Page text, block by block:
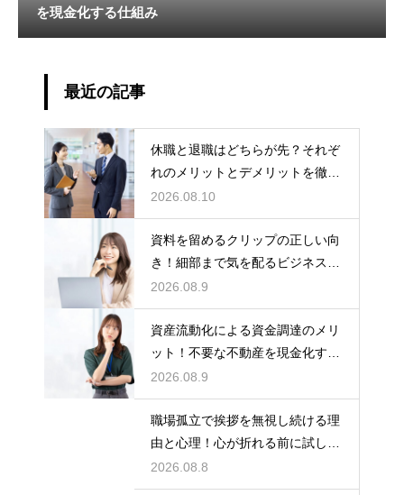
を現金化する仕組み
最近の記事
休職と退職はどちらが先？それぞ
れのメリットとデメリットを徹底
解説
2026.08.10
資料を留めるクリップの正しい向
き！細部まで気を配るビジネスマ
ナーの基本
2026.08.9
資産流動化による資金調達のメリ
ット！不要な不動産を現金化する
仕組み
2026.08.9
職場孤立で挨拶を無視し続ける理
由と心理！心が折れる前に試した
い関係改善策
2026.08.8